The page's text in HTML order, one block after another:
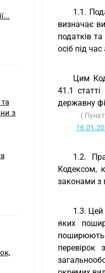
1.1.
визначає
податків
осіб під
Цим
41.1
державну
(
1.2.
Кодексом,
законами з
1.3. Цей
яких
з